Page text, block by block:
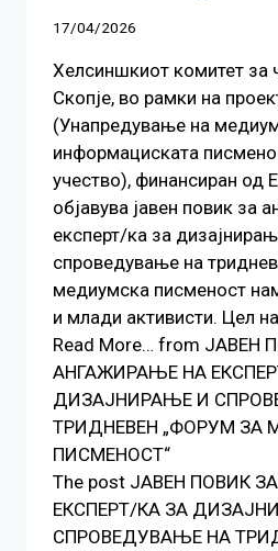
17/04/2026
Хелсиншкиот комитет за
Скопје, во рамки на
(Унапредување на
информациската
учество), финансиран од
објавува јавен повик за
експерт/ка за
спроведување на
медиумска писменост
и млади активисти. Цел
Read More… from ЈАВЕН
АНГАЖИРАЊЕ НА
ДИЗАЈНИРАЊЕ И
ТРИДНЕВЕН „ФОРУМ ЗА
ПИСМЕНОСТ“
The post ЈАВЕН ПОВИК
ЕКСПЕРТ/КА ЗА
СПРОВЕДУВАЊЕ НА